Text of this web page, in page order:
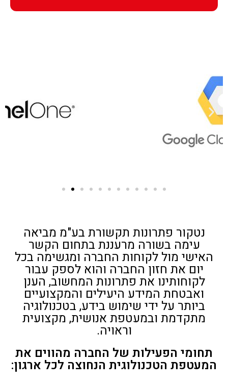
נטקור פתרונות תקשורת בע"מ מביאה
עימה בשורה מרעננת בתחום הקשר
האישי מול לקוחות החברה ומגשימה בכל
יום את חזון החברה והוא לספק עבור
לקוחותינו את פתרונות המחשוב, הענן
ואבטחת המידע היעילים והמקצועיים
ביותר על ידי שימוש בידע, בטכנולוגיה
מתקדמת ובמעטפת אנושית, מקצועית
וראויה.
תחומי הפעילות של החברה מהווים את
המעטפת הטכנולוגית הנחוצה לכל ארגון: